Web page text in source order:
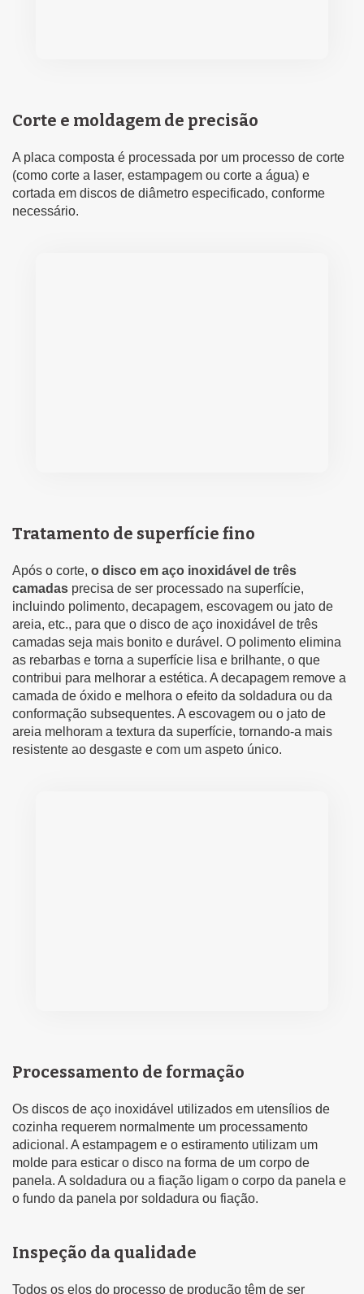
Corte e moldagem de precisão
A placa composta é processada por um processo de corte
(como corte a laser, estampagem ou corte a água) e
cortada em discos de diâmetro especificado, conforme
necessário.
Tratamento de superfície fino
Após o corte, o disco em aço inoxidável de três
camadas precisa de ser processado na superfície,
incluindo polimento, decapagem, escovagem ou jato de
areia, etc., para que o disco de aço inoxidável de três
camadas seja mais bonito e durável. O polimento elimina
as rebarbas e torna a superfície lisa e brilhante, o que
contribui para melhorar a estética. A decapagem remove a
camada de óxido e melhora o efeito da soldadura ou da
conformação subsequentes. A escovagem ou o jato de
areia melhoram a textura da superfície, tornando-a mais
resistente ao desgaste e com um aspeto único.
Processamento de formação
Os discos de aço inoxidável utilizados em utensílios de
cozinha requerem normalmente um processamento
adicional. A estampagem e o estiramento utilizam um
molde para esticar o disco na forma de um corpo de
panela. A soldadura ou a fiação ligam o corpo da panela e
o fundo da panela por soldadura ou fiação.
Inspeção da qualidade
Todos os elos do processo de produção têm de ser